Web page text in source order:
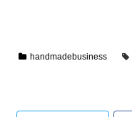
handmadebusiness